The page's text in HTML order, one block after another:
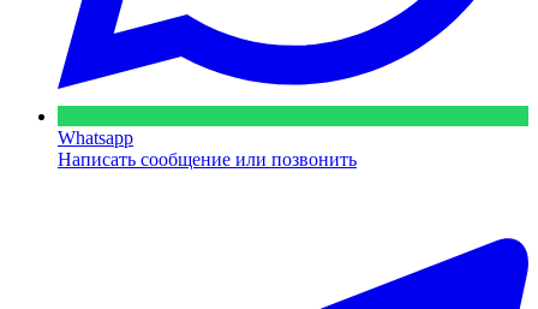
Whatsapp
Написать сообщение или позвонить